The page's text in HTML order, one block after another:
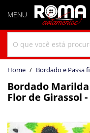
home Bordado e Passa
Bordado Marilda
Flor de Girassol -